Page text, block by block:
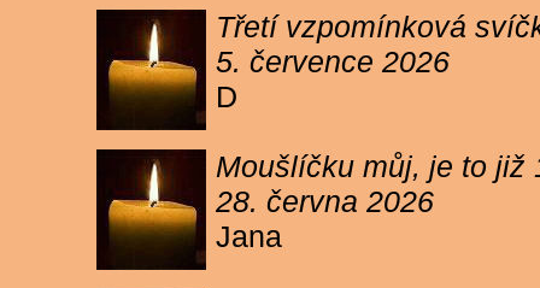
Třetí vzpomínková
5. července 2026
D
Moušlíčku můj, je to již
28. června 2026
Jana